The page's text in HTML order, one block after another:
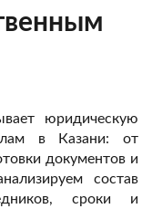
юридическую
в Казани: от
документов и
состав
сроки и